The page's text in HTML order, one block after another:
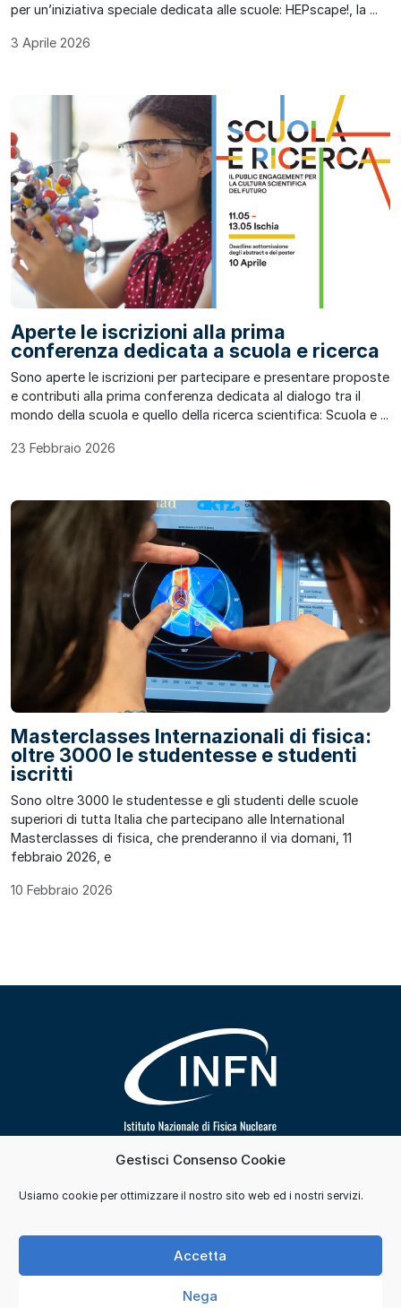
Gestisci Consenso Cookie
Usiamo cookie per ottimizzare il nostro sito web ed i nostri servizi.
Accetta
Nega
per un’iniziativa speciale dedicata alle scuole: HEPscape!, la ...
3 Aprile 2026
Aperte le iscrizioni alla prima
conferenza dedicata a scuola e ricerca
Sono aperte le iscrizioni per partecipare e presentare proposte
e contributi alla prima conferenza dedicata al dialogo tra il
mondo della scuola e quello della ricerca scientifica: Scuola e ...
23 Febbraio 2026
Masterclasses Internazionali di fisica:
oltre 3000 le studentesse e studenti
iscritti
Sono oltre 3000 le studentesse e gli studenti delle scuole
superiori di tutta Italia che partecipano alle International
Masterclasses di fisica, che prenderanno il via domani, 11
febbraio 2026, e
10 Febbraio 2026
Segui INFN su
Contatti Cookie e consensi
Privacy
Credits